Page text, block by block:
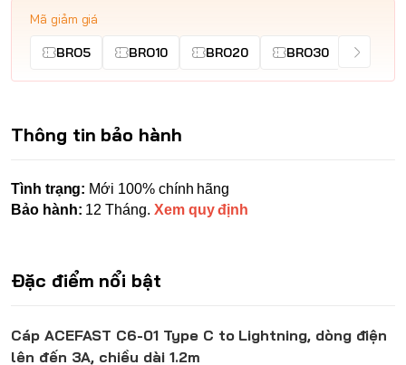
Mã giảm giá
BRO5 BRO10 BRO20 BRO30
Thông tin bảo hành
Tình trạng: Mới 100% chính hãng
Bảo hành: 12 Tháng. Xem quy định
Đặc điểm nổi bật
Cáp ACEFAST C6-01 Type C to Lightning, dòng điện
lên đến 3A, chiều dài 1.2m